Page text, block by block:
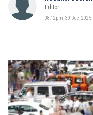
Editor
08:12pm, 30 Dec, 2025